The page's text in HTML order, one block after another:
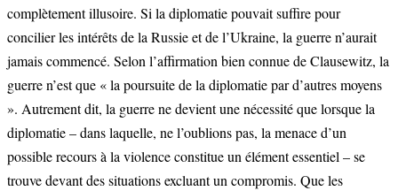
complètement illusoire. Si la diplomatie pouvait suffire pour
concilier les intérêts de la Russie et de l’Ukraine, la guerre n’aurait
jamais commencé. Selon l’affirmation bien connue de Clausewitz, la
guerre n’est que « la poursuite de la diplomatie par d’autres moyens
». Autrement dit, la guerre ne devient une nécessité que lorsque la
diplomatie – dans laquelle, ne l’oublions pas, la menace d’un
possible recours à la violence constitue un élément essentiel – se
trouve devant des situations excluant un compromis. Que les